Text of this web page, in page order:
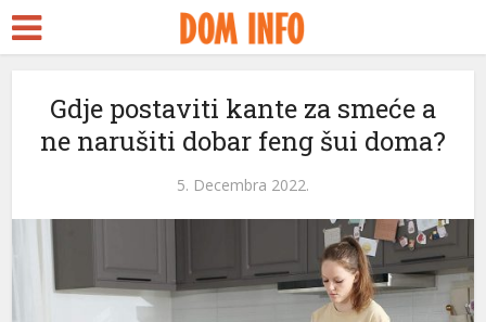
Gdje postaviti kante za smeće a
ne narušiti dobar feng šui doma?
5. Decembra 2022.